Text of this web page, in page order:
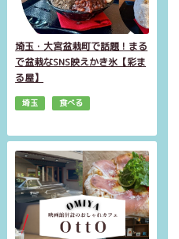
埼玉・大宮盆栽町で話題！まる
で盆栽なSNS映えかき氷【彩ま
る屋】
埼玉 食べる